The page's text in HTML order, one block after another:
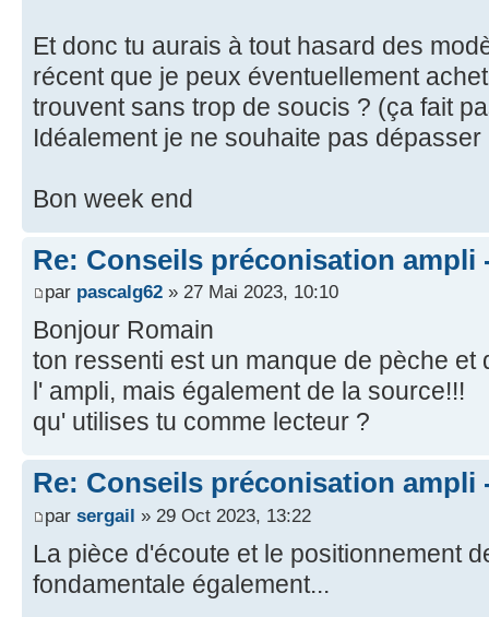
Et donc tu aurais à tout hasard des
récent que je peux éventuellement
trouvent sans trop de soucis ? (ça fait
Idéalement je ne souhaite pas
Bon week end
Re: Conseils préconisation ampli
par pascalg62 » 27 Mai 2023, 10:10
Bonjour Romain
ton ressenti est un manque de pèche et
l' ampli, mais également de la source!!!
qu' utilises tu comme lecteur ?
Re: Conseils préconisation ampli
par sergail » 29 Oct 2023, 13:22
La pièce d'écoute et le positionnement
fondamentale également...